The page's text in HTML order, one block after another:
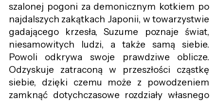
szalonej pogoni za demonicznym kotkiem po
najdalszych zakątkach Japonii, w towarzystwie
gadającego krzesła, Suzume poznaje świat,
niesamowitych ludzi, a także samą siebie.
Powoli odkrywa swoje prawdziwe oblicze.
Odzyskuje zatraconą w przeszłości cząstkę
siebie, dzięki czemu może z powodzeniem
zamknąć dotychczasowe rozdziały własnego